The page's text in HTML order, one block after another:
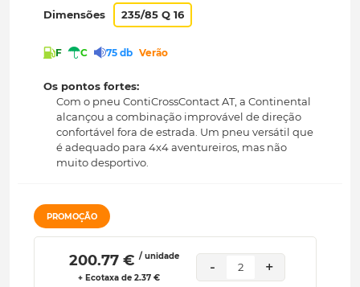
Dimensões 235/85 Q 16
F C 75 db Verão
Os pontos fortes:
Com o pneu ContiCrossContact AT, a Continental
alcançou a combinação improvável de direção
confortável fora de estrada. Um pneu versátil que
é adequado para 4x4 aventureiros, mas não
muito desportivo.
PROMOÇÃO
200.77 € / unidade
+ Ecotaxa de 2.37 €
- 2 +